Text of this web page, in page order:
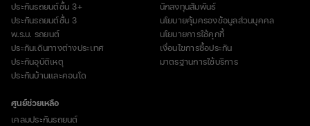
ประกันรถยนต์ชั้น 3+
ประกันรถยนต์ชั้น 3
พ.ร.บ. รถยนต์
ประกันเดินทางต่างประเทศ
ประกันอุบัติเหตุ
ประกันบ้านและคอนโด
นักลงทุนสัมพันธ์
นโยบายคุ้มครองข้อมูลส่วนบุคคล
นโยบายการใช้คุกกี้
เงื่อนไขการซื้อประกัน
มาตรฐานการใช้บริการ
ศูนย์ช่วยเหลือ
เคลมประกันรถยนต์